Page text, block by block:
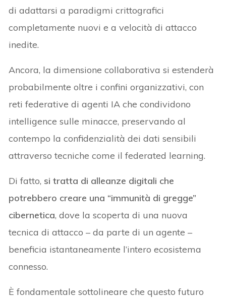
di adattarsi a paradigmi crittografici
completamente nuovi e a velocità di attacco
inedite.
Ancora, la dimensione collaborativa si estenderà
probabilmente oltre i confini organizzativi, con
reti federative di agenti IA che condividono
intelligence sulle minacce, preservando al
contempo la confidenzialità dei dati sensibili
attraverso tecniche come il federated learning.
Di fatto, si tratta di alleanze digitali che
potrebbero creare una “immunità di gregge”
cibernetica, dove la scoperta di una nuova
tecnica di attacco – da parte di un agente –
beneficia istantaneamente l’intero ecosistema
connesso.
È fondamentale sottolineare che questo futuro